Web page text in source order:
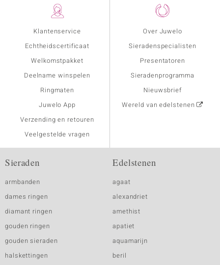
Klantenservice
Echtheidscertificaat
Welkomstpakket
Deelname winspelen
Ringmaten
Juwelo App
Verzending en retouren
Veelgestelde vragen
Over Juwelo
Sieradenspecialisten
Presentatoren
Sieradenprogramma
Nieuwsbrief
Wereld van edelstenen
Sieraden
armbanden
dames ringen
diamant ringen
gouden ringen
gouden sieraden
halskettingen
Edelstenen
agaat
alexandriet
amethist
apatiet
aquamarijn
beril